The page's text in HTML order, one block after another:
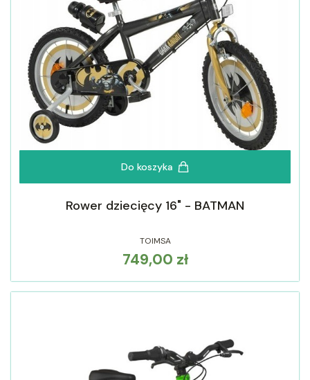
Do koszyka
Rower dziecięcy 16" - BATMAN
TOIMSA
Cena
749,00 zł